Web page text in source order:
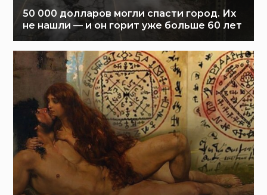
50 000 долларов могли спасти город. Их
не нашли — и он горит уже больше 60 лет